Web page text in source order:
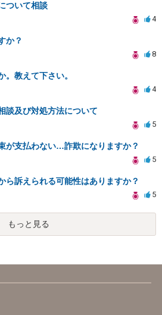
ついて相談
4
か？
8
。教えて下さい。
4
談及び対処方法について
5
が支払わない…詐欺になりますか？
5
ら訴えられる可能性はありますか？
5
もっと見る